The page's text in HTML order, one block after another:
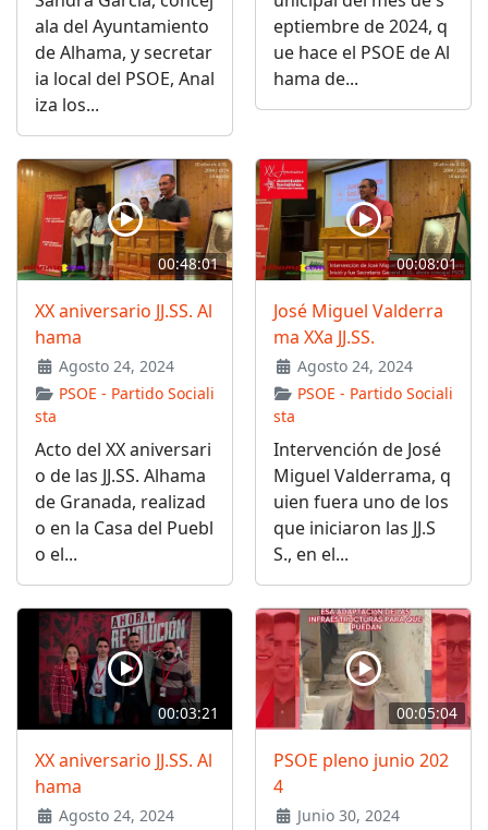
ala del Ayuntamiento
de Alhama, y secretar
ia local del PSOE, Anal
iza los...
eptiembre de 2024, q
ue hace el PSOE de Al
hama de...
00:48:01
XX aniversario JJ.SS. Al
hama
Agosto 24, 2024
PSOE - Partido Sociali
sta
Acto del XX aniversari
o de las JJ.SS. Alhama
de Granada, realizad
o en la Casa del Puebl
o el...
00:08:01
José Miguel Valderra
ma XXa JJ.SS.
Agosto 24, 2024
PSOE - Partido Sociali
sta
Intervención de José
Miguel Valderrama, q
uien fuera uno de los
que iniciaron las JJ.S
S., en el...
00:03:21
XX aniversario JJ.SS. Al
hama
Agosto 24, 2024
00:05:04
PSOE pleno junio 202
4
Junio 30, 2024